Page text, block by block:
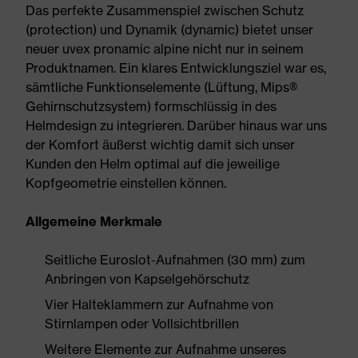
Das perfekte Zusammenspiel zwischen Schutz
(protection) und Dynamik (dynamic) bietet unser
neuer uvex pronamic alpine nicht nur in seinem
Produktnamen. Ein klares Entwicklungsziel war es,
sämtliche Funktionselemente (Lüftung, Mips®
Gehirnschutzsystem) formschlüssig in des
Helmdesign zu integrieren. Darüber hinaus war uns
der Komfort äußerst wichtig damit sich unser
Kunden den Helm optimal auf die jeweilige
Kopfgeometrie einstellen können.
Allgemeine Merkmale
Seitliche Euroslot-Aufnahmen (30 mm) zum
Anbringen von Kapselgehörschutz
Vier Halteklammern zur Aufnahme von
Stirnlampen oder Vollsichtbrillen
Weitere Elemente zur Aufnahme unseres